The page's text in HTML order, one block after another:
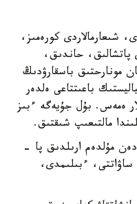
شىعارمالاردى كورەمىز،
حاندىق،
مونارحتىق باسقارۋدىڭ
باعىتتاعى ەلدەر
ەمەس. بۇل جۇيەگە ءبىز
مالتىعىپ شىقتىق.
مۇلدەم ارىلدىق پا -
ءبىلىمدى،